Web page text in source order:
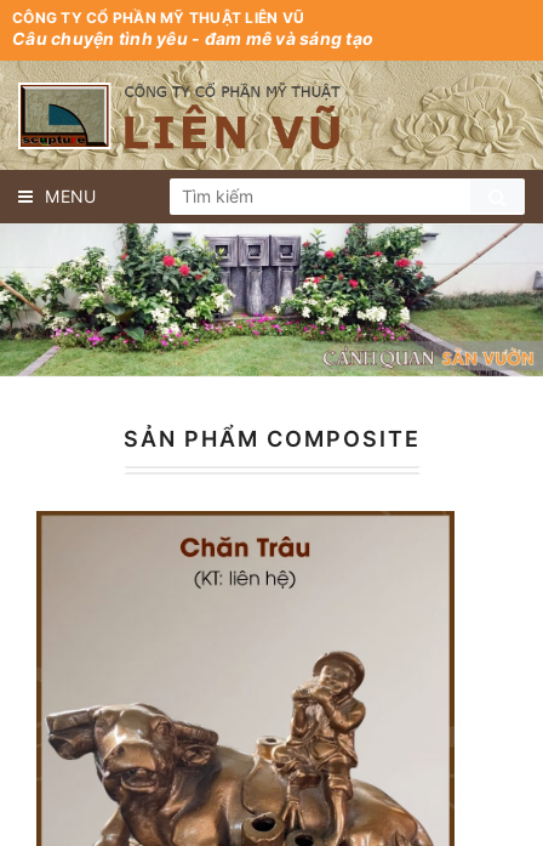
CÔNG TY CỔ PHẦN MỸ THUẬT LIÊN VŨ
Câu chuyện tình yêu - đam mê và sáng tạo
MENU
SẢN PHẨM COMPOSITE